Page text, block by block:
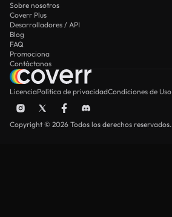
Sobre nosotros
Coverr Plus
Desarrolladores / API
Blog
FAQ
Promociona
Contáctanos
LicenciaPolítica de privacidadCondiciones de Uso
Copyright © 2026 Todos los derechos reservados.